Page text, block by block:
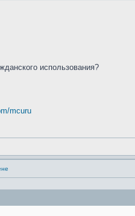
использования?
mcuru